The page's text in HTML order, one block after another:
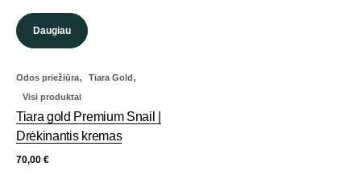
Daugiau
Odos priežiūra, Tiara Gold,
Visi produktai
Tiara gold Premium Snail |
Drėkinantis kremas
70,00 €